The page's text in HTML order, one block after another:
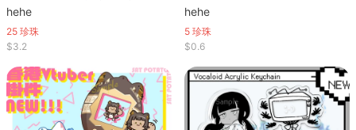
hehe
25 珍珠
$3.2
hehe
5 珍珠
$0.6